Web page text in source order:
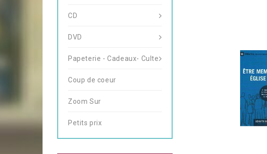
CD
DVD
Papeterie - Cadeaux- Culte
Coup de coeur
Zoom Sur
Petits prix